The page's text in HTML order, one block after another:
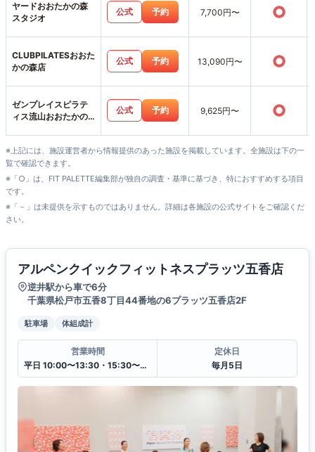
ヤードおおたかの森
スタジオ
公式 予約 7,700円〜 ○
CLUBPILATESおおた
かの森店
公式 予約 13,090円〜 ○
ゼンプレイスピラテ
ィス流山おおたかの
公式 予約 9,625円〜 ○
※上記には、施設運営者から情報提供のあった施設を掲載しています。全施設は下の一
覧で確認できます。
※「○」は、FIT PALETTE編集部が独自の調査・基準に基づき、特におすすめする項目
です。
※「－」は未提供を示すものではありません。詳細は各施設の公式サイトをご確認くだ
さい。
アルペンクイックフィットネスプラッツ五香店
逆井駅から車で6分
千葉県松戸市五香8丁目44番地の6プラッツ五香店2F
駐車場 体組成計
営業時間
平日 10:00〜13:30・15:30〜20:00
定休日
毎月5日